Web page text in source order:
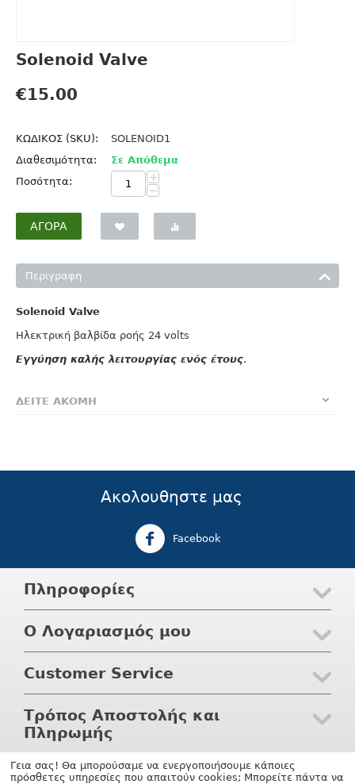
Solenoid Valve
€15.00
ΚΩΔΙΚΟΣ (SKU):
SOLENOID1
Διαθεσιμότητα:
Σε Απόθεμα
Ποσότητα:
+
−
ΑΓΟΡΆ
Περιγραφη
Solenoid Valve
Hλεκτρική βαλβίδα ροής 24 volts
Εγγύηση καλής λειτουργίας ενός έτους.
ΔΕΙΤΕ ΑΚΟΜΗ
Ακολουθηστε μας
Facebook
Πληροφορίες
Ο Λογαριασμός μου
Customer Service
Τρόπος Αποστολής και
Πληρωμής
© 2004 - 2026 Waterwaves.gr. Υποστηριξη shopping software
Γεια σας! Θα μπορούσαμε να ενεργοποιήσουμε κάποιες
πρόσθετες υπηρεσίες που απαιτούν cookies; Μπορείτε πάντα να